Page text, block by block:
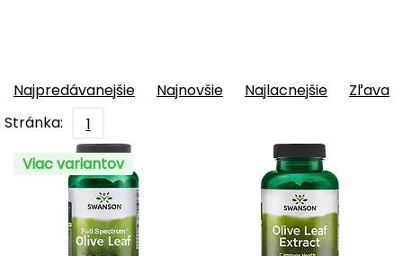
Najpredávanejšie Najnovšie Najlacnejšie
Zľava
Stránka:
1
Viac variantov